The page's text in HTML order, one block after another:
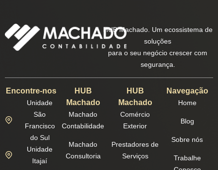
HUB Machado. Um ecossistema de
soluções
para o seu negócio crescer com
segurança.
Encontre-nos
Unidade
São
Francisco
do Sul
Unidade
Itajaí
HUB
Machado
Machado
Contabilidade
Machado
Consultoria
HUB
Machado
Comércio
Exterior
Prestadores de
Serviços
Navegação
Home
Blog
Sobre nós
Trabalhe